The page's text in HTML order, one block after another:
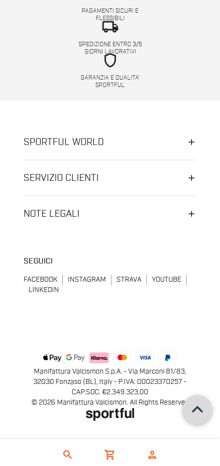
search shopping_cart person
PAGAMENTI SICURI E
FLESSIBILI
local_shipping
SPEDIZIONE ENTRO 3/5
GIORNI LAVORATIVI
shield
GARANZIA E QUALITA'
SPORTFUL
SPORTFUL WORLD
SERVIZIO CLIENTI
NOTE LEGALI
SEGUICI
FACEBOOK INSTAGRAM STRAVA
YOUTUBE
LINKEDIN
Manifattura Valcismon S.p.A. - Via Marconi 81/83,
32030 Fonzaso (BL), Italy - P.IVA: 00023370257 -
CAP.SOC. €2.349.323,00
© 2026 Manifattura Valcismon. All Rights Reserved
keyboard_arrow_up